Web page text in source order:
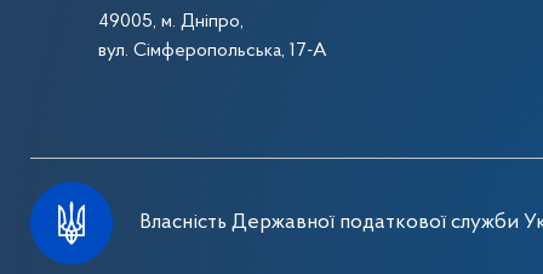
49005, м. Дніпро,
вул. Сімферопольська, 17-А
Власність Державної податкової служби